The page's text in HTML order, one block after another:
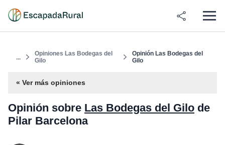
...
Opiniones Las Bodegas del
Gilo
Opinión Las Bodegas del
Gilo
« Ver más opiniones
Opinión sobre Las Bodegas del Gilo de
Pilar Barcelona